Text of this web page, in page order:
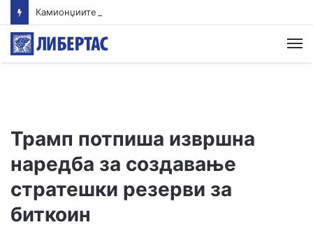
Трамп потпиша извршна
наредба за создавање
стратешки резерви за
биткоин